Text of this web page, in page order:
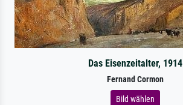
Das Eisenzeitalter, 1914
Fernand Cormon
Bild wählen